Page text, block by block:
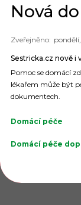
Nová
Sestricka.cz nově i
Pomoc se domácí
lékařem může být
dokumentech.
Domácí péče
Domácí péče